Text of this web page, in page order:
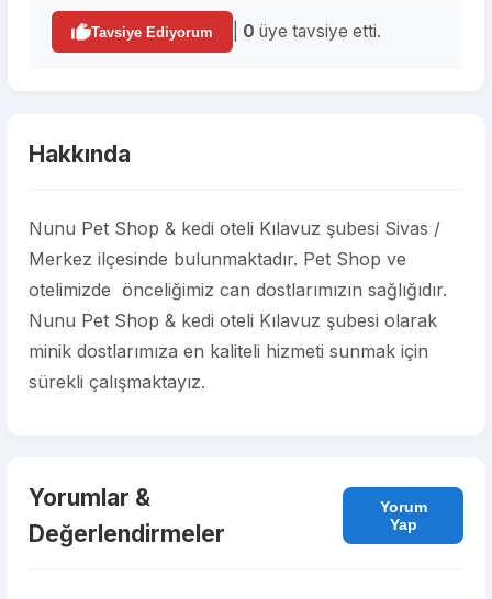
Tavsiye Ediyorum 0 üye tavsiye etti.
Hakkında
Nunu Pet Shop & kedi oteli Kılavuz şubesi Sivas /
Merkez ilçesinde bulunmaktadır. Pet Shop ve
otelimizde önceliğimiz can dostlarımızın sağlığıdır.
Nunu Pet Shop & kedi oteli Kılavuz şubesi olarak
minik dostlarımıza en kaliteli hizmeti sunmak için
sürekli çalışmaktayız.
Yorumlar &
Değerlendirmeler
Yorum
Yap